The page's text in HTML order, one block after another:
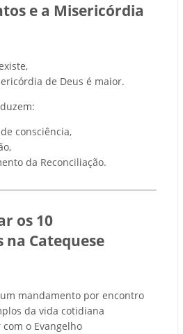
e a Misericórdia
de Deus é maior.
consciência,
da Reconciliação.
os 10
Catequese
mandamento por encontro
da vida cotidiana
o Evangelho